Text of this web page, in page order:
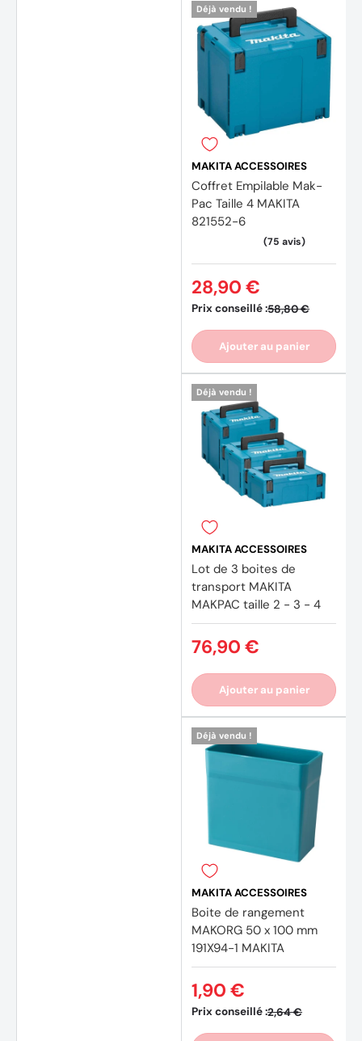
Déjà vendu !
MAKITA ACCESSOIRES
Coffret Empilable Mak-
Pac Taille 4 MAKITA
821552-6
Prix conseillé :58,80 €
28,90 €
Ajouter au panier
Déjà vendu !
MAKITA ACCESSOIRES
Lot de 3 boites de
transport MAKITA
MAKPAC taille 2 - 3 - 4
76,90 €
Ajouter au panier
Déjà vendu !
MAKITA ACCESSOIRES
Boite de rangement
MAKORG 50 x 100 mm
191X94-1 MAKITA
Prix conseillé :2,64 €
1,90 €